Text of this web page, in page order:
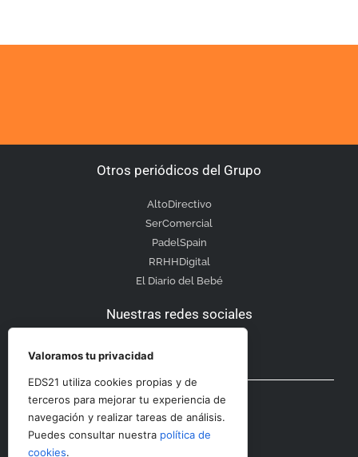
Otros periódicos del Grupo
AltoDirectivo
SerComercial
PadelSpain
RRHHDigital
El Diario del Bebé
Nuestras redes sociales
Otras secciones
Contacto
Valoramos tu privacidad
EDS21 utiliza cookies propias y de
terceros para mejorar tu experiencia de
navegación y realizar tareas de análisis.
Puedes consultar nuestra política de
cookies.